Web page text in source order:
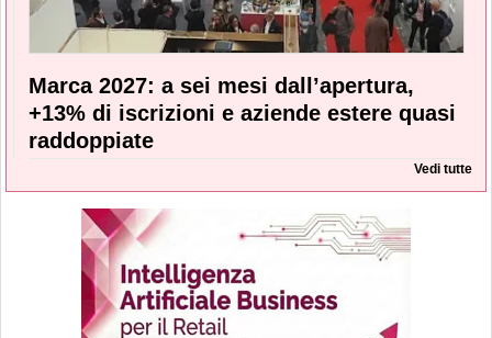
Marca 2027: a sei mesi dall’apertura,
+13% di iscrizioni e aziende estere quasi
raddoppiate
Vedi tutte